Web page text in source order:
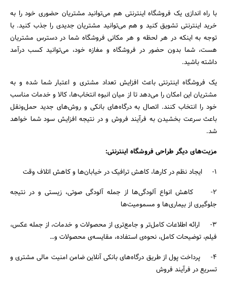
با راه اندازی یک فروشگاه اینترنتی هم می‌توانید مشتریان حضوری خود را به
خرید اینترنتی تشویق کنید و هم می‌توانید مشتریان جدیدی را جذب کنید. با
توجه به اینکه در هر لحظه و هر مکانی فروشگاه شما در دسترس مشتریان
هست، شما بدون حضور در فروشگاه و مغازه خود، می‌توانید کسب درآمد
داشته باشید.
یک فروشگاه اینترنتی باعث افزایش تعداد مشتری و اعتبار شما شده و به
مشتریان این امکان را می‌دهد تا از میان انبوه انتخاب‌ها، کالا و خدمات مناسب
خود را انتخاب کنند. اتصال به درگاه‌های بانکی و روش‌های جدید حمل‌و‌نقل
باعث سرعت بخشیدن به فرآیند فروش و در نتیجه افزایش سود شما خواهد
شد.
مزیت‌های دیگر طراحی فروشگاه اینترنتی:
1- ایجاد نظم در کارها، کاهش ترافیک در خیابان‌ها و کاهش اتلاف وقت
2- کاهش انواع آلودگی‌ها از جمله آلودگی صوتی، زیستی و در نتیجه
جلوگیری از بیماری‌ها و مسمومیت‌ها
3- ارائه اطلاعات کامل‌تر و جامع‌تری از محصولات و خدمات، از جمله عکس،
فیلم، توضیحات کامل، نحوه‌ی استفاده، مقایسه‌ی محصولات و…
4- پرداخت پول از طریق درگاه‌های بانکی آنلاین ضامن امنیت مالی مشتری و
تسریع در فرآیند فروش